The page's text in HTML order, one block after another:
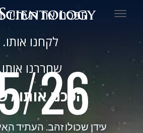
25/26
/26
עידן שכולו זהב. העתיד
תפסנו את העתיד
לקחנו אותו.
שחררנו
הפכנו אותו